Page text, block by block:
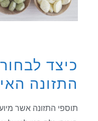
כיצד
התזונה
תוספי התזונה אשר